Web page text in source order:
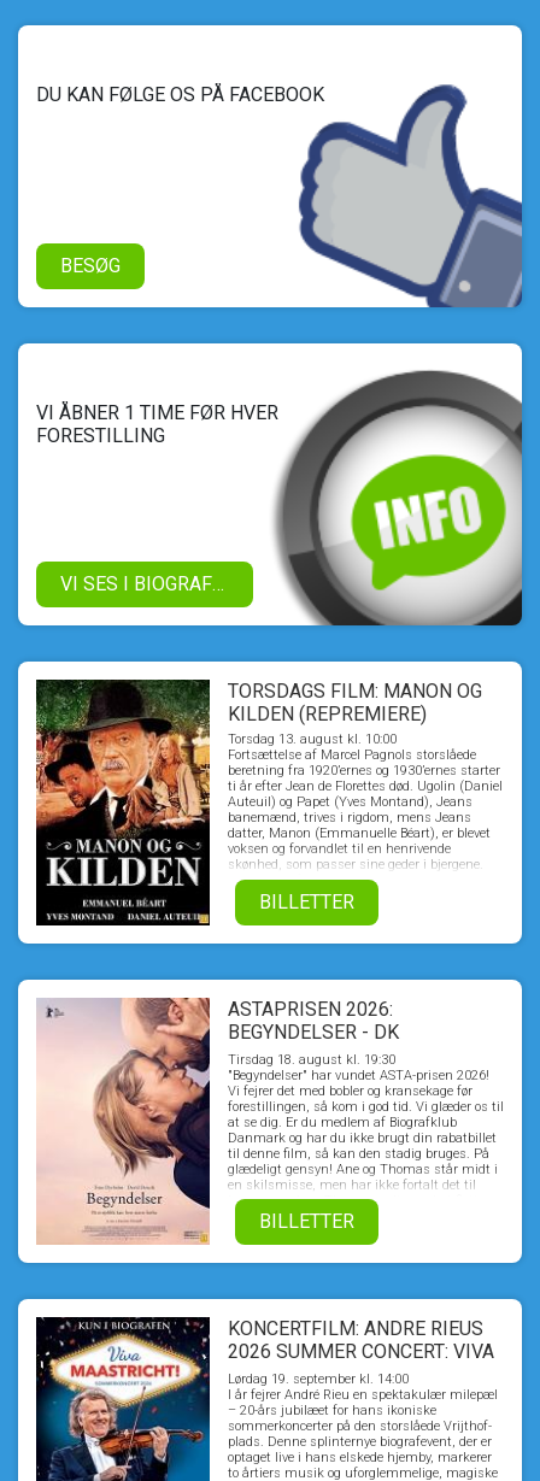
DU KAN FØLGE OS PÅ FACEBOOK
BESØG
VI ÅBNER 1 TIME FØR HVER
FORESTILLING
VI SES I BIOGRAFEN!
TORSDAGS FILM: MANON OG
KILDEN (REPREMIERE)
Torsdag 13. august kl. 10:00
Fortsættelse af Marcel Pagnols storslåede
beretning fra 1920’ernes og 1930’ernes starter
ti år efter Jean de Florettes død. Ugolin (Daniel
Auteuil) og Papet (Yves Montand), Jeans
banemænd, trives i rigdom, mens Jeans
datter, Manon (Emmanuelle Béart), er blevet
voksen og forvandlet til en henrivende
skønhed, som passer sine geder i bjergene.
Blot synet af hende kan gøre en mand besat,
og det er, hvad der sker for Ugolin, da han ser
hende bade nøgen i en bjergsø. Men Manon
afslører hans og Papets forbrydelse og
iscenesætter en djævelsk hævn, som ikke blot
hemmelighed som chokerer alle. Ikke mindst
Manon selv.
BILLETTER
ASTAPRISEN 2026:
BEGYNDELSER - DK
UNDERTEKSTER
Tirsdag 18. august kl. 19:30
"Begyndelser" har vundet ASTA-prisen 2026!
Vi fejrer det med bobler og kransekage før
forestillingen, så kom i god tid. Vi glæder os til
at se dig. Er du medlem af Biografklub
Danmark og har du ikke brugt din rabatbillet
til denne film, så kan den stadig bruges. På
glædeligt gensyn! Ane og Thomas står midt i
en skilsmisse, men har ikke fortalt det til
børnene endnu. Thomas er lige ved at flytte
sammen med sin nye kæreste, da Ane
pludselig rammes af en livsændrende
blodprop. De beslutter at blive boende
sammen, indtil Ane får det bedre, og mens
ingen forventede at finde det. BEGYNDELSER
er et livsbekræftende og rørende
kærlighedsdrama om, hvad der sker i en
familie og i et parforhold, når livsbanen for et
af medlemmerne pludselig ændres.
BILLETTER
KONCERTFILM: ANDRE RIEUS
2026 SUMMER CONCERT: VIVA
MAASTRICHT!
Lørdag 19. september kl. 14:00
I år fejrer André Rieu en spektakulær milepæl
– 20-års jubilæet for hans ikoniske
sommerkoncerter på den storslåede Vrijthof-
plads. Denne splinternye biografevent, der er
optaget live i hans elskede hjemby, markerer
to årtiers musik og uforglemmelige, magiske